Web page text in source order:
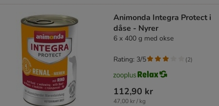
Animonda Integra Protect i
dåse - Nyrer
6 x 400 g med okse
112,90 kr
47,00 kr / kg
Rating: 3/5 (2)